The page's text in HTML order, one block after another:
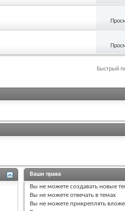
Быстрый
Ваши права
Вы не можете создавать новые
Вы не можете отвечать в темах
Вы не можете прикреплять